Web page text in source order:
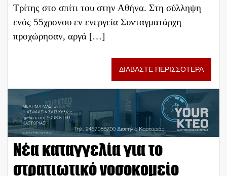
Τρίτης στο σπίτι του στην Αθήνα. Στη σύλληψη
ενός 55χρονου εν ενεργεία Συνταγματάρχη
προχώρησαν, αργά […]
ΔΙΑΒΑΣΤΕ ΠΕΡΙΣΣΟΤΕΡΑ
Νέα καταγγελία για το
στρατιωτικό νοσοκομείο